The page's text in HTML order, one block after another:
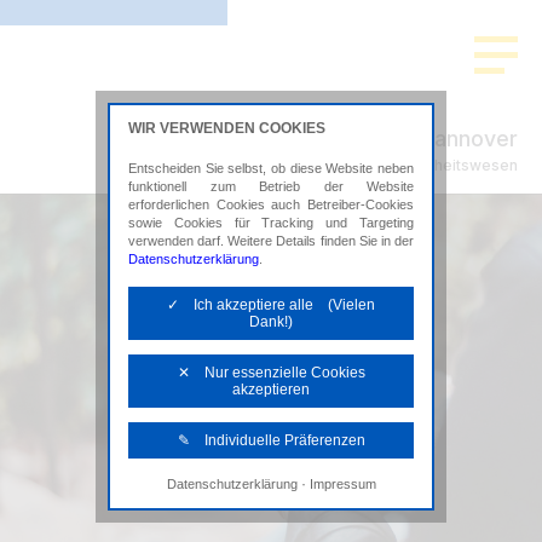
ADVISION Hannover
Steuerberatung im Gesundheitswesen
WIR VERWENDEN COOKIES
Entscheiden Sie selbst, ob diese Website neben
funktionell zum Betrieb der Website
erforderlichen Cookies auch Betreiber-Cookies
sowie Cookies für Tracking und Targeting
verwenden darf. Weitere Details finden Sie in der
Datenschutzerklärung
✓ Ich akzeptiere alle (Vielen
Dank!)
✕ Nur essenzielle Cookies
akzeptieren
✎ Individuelle Präferenzen
Notwendige Cookies
Diese Cookies sind erforderlich, um die
Datenschutzerklärung· Impressum